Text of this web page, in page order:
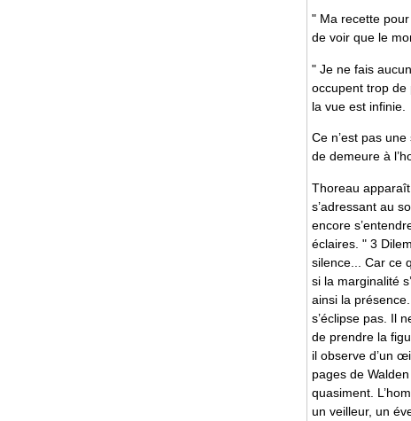
" Ma recette
de voir que le
" Je ne fais
occupent trop de
la vue est infinie.
Ce n’est pas
de demeure à
Thoreau
s’adressant au
encore
éclaires. " 3
silence... Car ce
si la marginalité
ainsi la
s’éclipse pas. Il
de prendre la
il observe d’un
pages de
quasiment.
un veilleur, un